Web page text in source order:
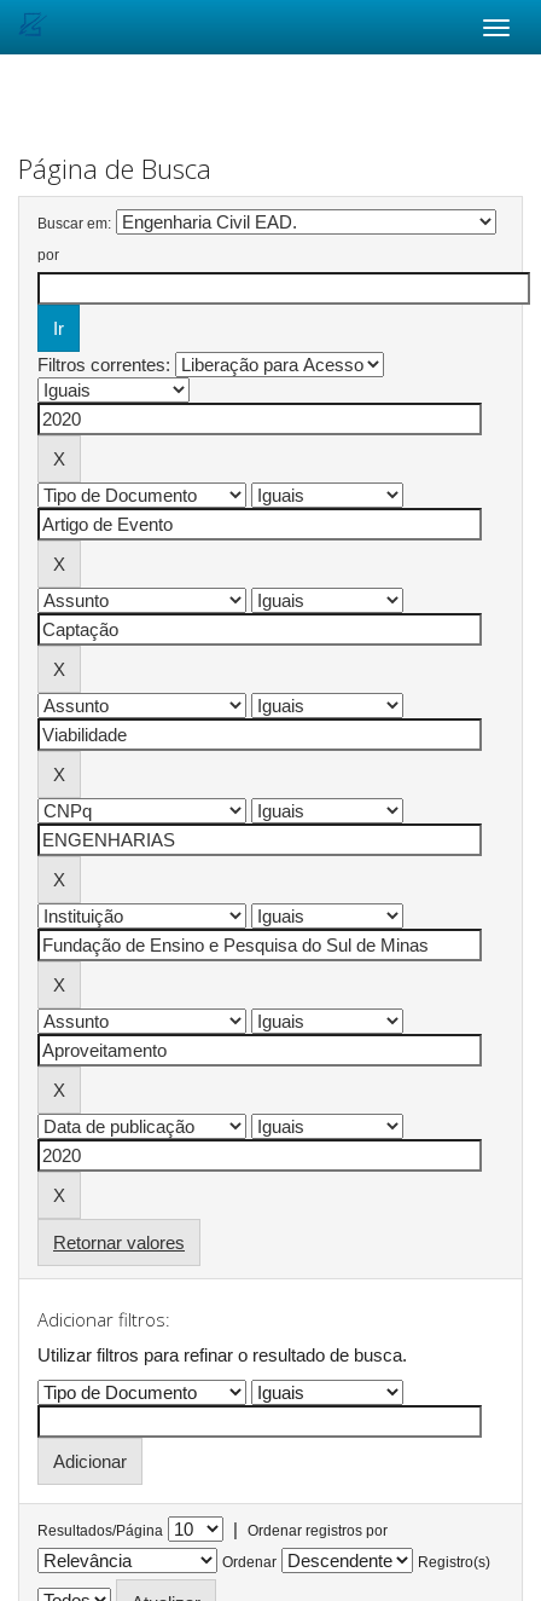
Página de Busca
Buscar em:
por
Filtros correntes:
Retornar valores
Adicionar filtros:
Utilizar filtros para refinar o resultado de busca.
Resultados/Página |
Ordenar registros por
Ordenar
Registro(s)